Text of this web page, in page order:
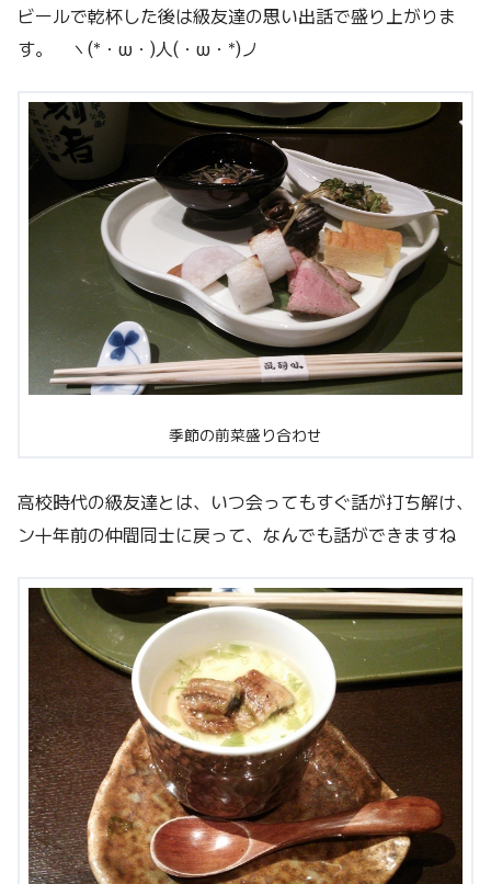
ビールで乾杯した後は級友達の思い出話で盛り上がりま
す。 ヽ(*・ω・)人(・ω・*)ノ
季節の前菜盛り合わせ
高校時代の級友達とは、いつ会ってもすぐ話が打ち解け、
ン十年前の仲間同士に戻って、なんでも話ができますね